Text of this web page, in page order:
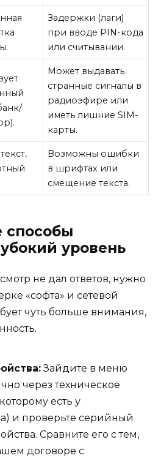
Задержки (лаги)
при вводе PIN-кода
или считывании.
Может выдавать
странные сигналы в
радиоэфире или
иметь лишние SIM-
карты.
Возможны ошибки
в шрифтах или
смещение текста.
способы
уровень
не дал ответов, нужно
«софта» и сетевой
чуть больше внимания,
Зайдите в меню
через техническое
есть у
и проверьте серийный
Сравните его с тем,
договоре с